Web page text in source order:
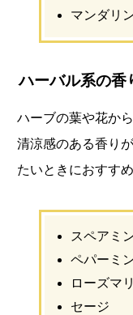
マンダリ
ハーバル系の香
ハーブの葉や花か
清涼感のある香り
たいときにおすすめ
スペアミ
ペパーミ
ローズマ
セージ